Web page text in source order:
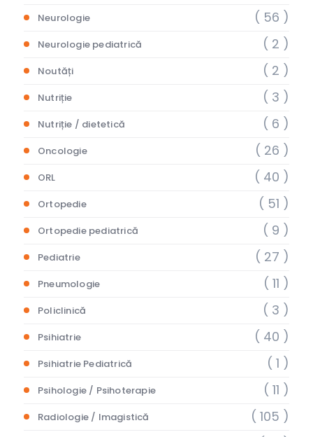
Neurologie ( 56 )
Neurologie pediatrică ( 2 )
Noutăți ( 2 )
Nutriție ( 3 )
Nutriție / dietetică ( 6 )
Oncologie ( 26 )
ORL ( 40 )
Ortopedie ( 51 )
Ortopedie pediatrică ( 9 )
Pediatrie ( 27 )
Pneumologie ( 11 )
Policlinică ( 3 )
Psihiatrie ( 40 )
Psihiatrie Pediatrică ( 1 )
Psihologie / Psihoterapie ( 11 )
Radiologie / Imagistică ( 105 )